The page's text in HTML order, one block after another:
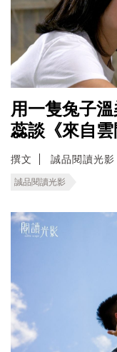
用一隻兔子
蕊談《來自
撰文 誠品閱讀光影
誠品閱讀光影